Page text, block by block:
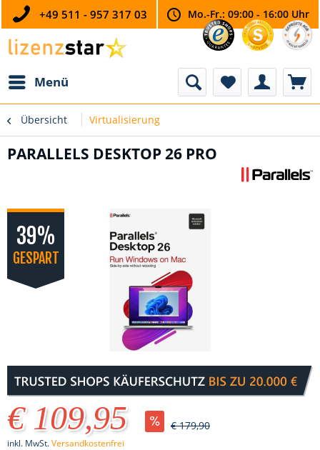
+49 511 - 957 317 03 Mo.-Fr.: 09:00 - 16:00 Uhr
Menü
Übersicht Virtualisierung
PARALLELS DESKTOP 26 PRO
39%
GESPART
€ 109,95 € 179,90
inkl. MwSt.Versandkostenfrei